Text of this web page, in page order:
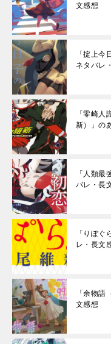
文感想
「掟上今
ネタバレ
「零崎
新）」の
「人類最
バレ・長
「りぽ
レ・長文
「余物
文感想